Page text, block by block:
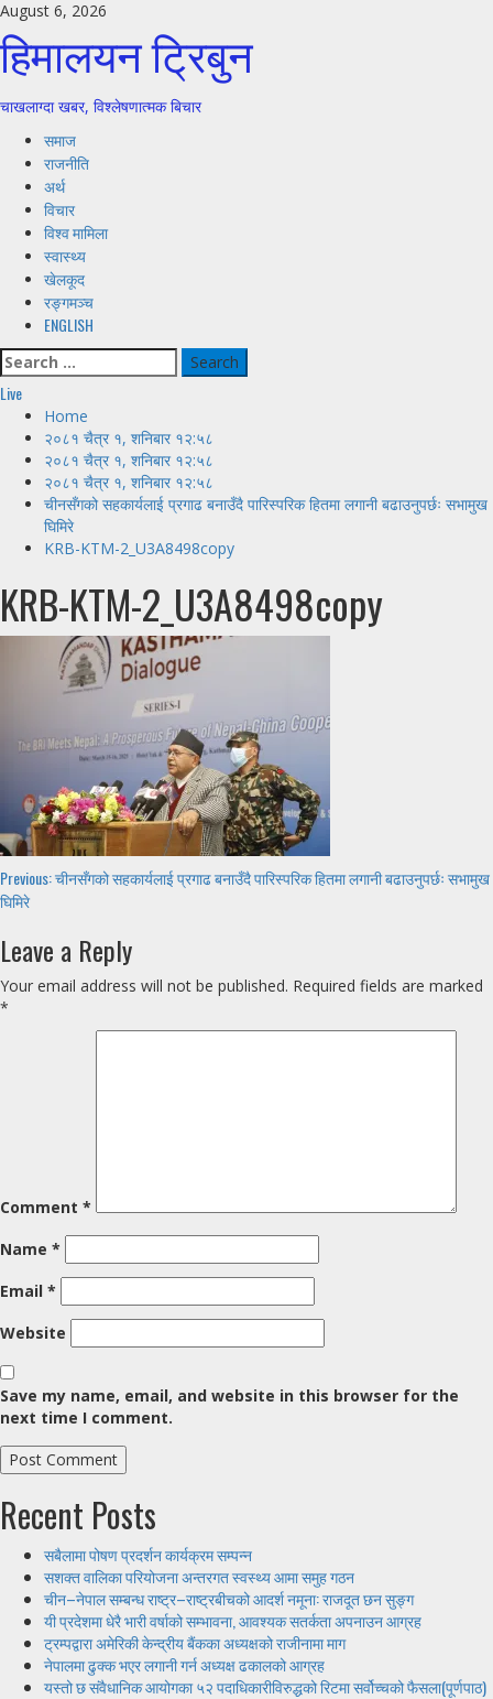
Skip
to
content
August 6, 2026
हिमालयन ट्रिबुन
चाखलाग्दा खबर, विश्लेषणात्मक बिचार
Primary
Menu
समाज
राजनीति
अर्थ
विचार
विश्व मामिला
स्वास्थ्य
खेलकूद
रङ्गमञ्च
ENGLISH
Search
for:
Live
Home
२०८१ चैत्र १, शनिबार १२:५८
२०८१ चैत्र १, शनिबार १२:५८
२०८१ चैत्र १, शनिबार १२:५८
चीनसँगको सहकार्यलाई प्रगाढ बनाउँदै पारिस्परिक हितमा लगानी बढाउनुपर्छः सभामुख
घिमिरे
KRB-KTM-2_U3A8498copy
KRB-KTM-2_U3A8498copy
Continue
Reading
Previous:चीनसँगको सहकार्यलाई प्रगाढ बनाउँदै पारिस्परिक हितमा लगानी बढाउनुपर्छः सभामुख
घिमिरे
Leave a Reply
Your email address will not be published. Required fields are marked
*
Comment *
Name *
Email *
Website
Save my name, email, and website in this browser for the
next time I comment.
Recent Posts
सबैलामा पोषण प्रदर्शन कार्यक्रम सम्पन्न
सशक्त वालिका परियोजना अन्तरगत स्वस्थ्य आमा समुह गठन
चीन–नेपाल सम्बन्ध राष्ट्र–राष्ट्रबीचको आदर्श नमूना: राजदूत छन सुङ्ग
यी प्रदेशमा धेरै भारी वर्षाको सम्भावना, आवश्यक सतर्कता अपनाउन आग्रह
ट्रम्पद्वारा अमेरिकी केन्द्रीय बैंकका अध्यक्षको राजीनामा माग
नेपालमा ढुक्क भएर लगानी गर्न अध्यक्ष ढकालको आग्रह
यस्तो छ संवैधानिक आयोगका ५२ पदाधिकारीविरुद्धको रिटमा सर्वोच्चको फैसला(पूर्णपाठ)